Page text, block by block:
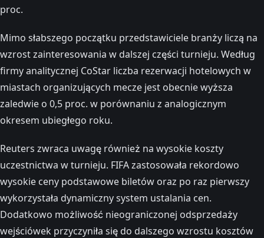
proc.
Mimo słabszego początku przedstawiciele branży liczą na
wzrost zainteresowania w dalszej części turnieju. Według
firmy analitycznej CoStar liczba rezerwacji hotelowych w
miastach organizujących mecze jest obecnie wyższa
zaledwie o 0,5 proc. w porównaniu z analogicznym
okresem ubiegłego roku.
Reuters zwraca uwagę również na wysokie koszty
uczestnictwa w turnieju. FIFA zastosowała rekordowo
wysokie ceny podstawowe biletów oraz po raz pierwszy
wykorzystała dynamiczny system ustalania cen.
Dodatkowo możliwość nieograniczonej odsprzedaży
wejściówek przyczyniła się do dalszego wzrostu kosztów